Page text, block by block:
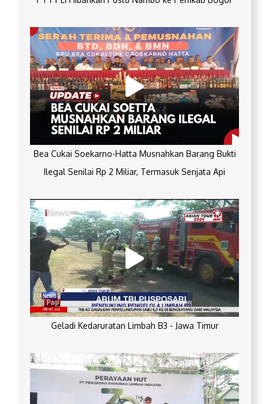
Bea Cukai Soekarno-Hatta Musnahkan Barang Bukti
Ilegal Senilai Rp 2 Miliar, Termasuk Senjata Api
Geladi Kedaruratan Limbah B3 - Jawa Timur